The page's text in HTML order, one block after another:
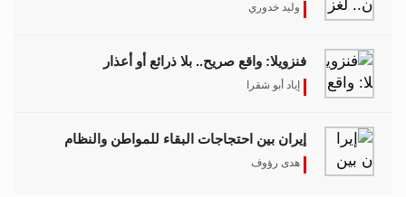
وليد خدوري
فنزويلا: واقع صريح.. بلا ذرائع أو أعذار
إياد أبو شقرا
إيران بين احتجاجات البقاء للمواطن والنظام
هدى رؤوف